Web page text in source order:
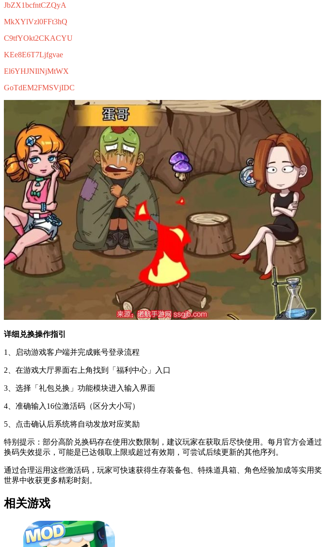
JbZX1bcfntCZQyA
MkXYlVzl0FFt3hQ
C9tfYOkt2CKACYU
KEe8E6T7Ljfgvae
El6YHJNIlNjMtWX
GoTdEM2FMSVjIDC
详细兑换操作指引
1、启动游戏客户端并完成账号登录流程
2、在游戏大厅界面右上角找到「福利中心」入口
3、选择「礼包兑换」功能模块进入输入界面
4、准确输入16位激活码（区分大小写）
5、点击确认后系统将自动发放对应奖励
特别提示：部分高阶兑换码存在使用次数限制，建议玩家在获取后尽快使用。每月官方会
换码失效提示，可能是已达领取上限或超过有效期，可尝试后续更新的其他序列。
通过合理运用这些激活码，玩家可快速获得生存装备包、特殊道具箱、角色经验加成等实
世界中收获更多精彩时刻。
相关游戏